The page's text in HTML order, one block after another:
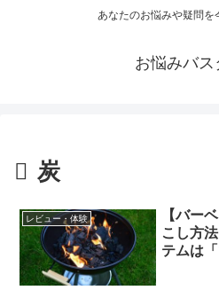
あなたのお悩みや疑問を
お悩みバス
炭
レビュー・体験
【バー
こし方
テムは「